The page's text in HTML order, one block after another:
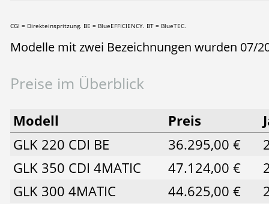
CGI = Direkteinspritzung. BE = BlueEFFICIENCY. BT = BlueTEC.
Modelle mit zwei Bezeichnungen wurden 07/
Preise im Überblick
Modell Preis
GLK 220 CDI BE
36.295,00 €
GLK 350 CDI 4MATIC
47.124,00 €
GLK 300 4MATIC
44.625,00 €